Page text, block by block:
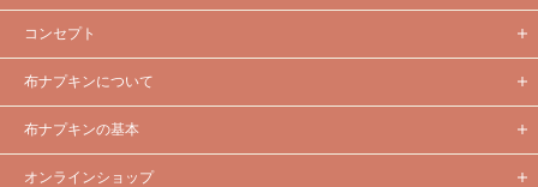
コンセプト
布ナプキンについて
布ナプキンの基本
オンラインショップ